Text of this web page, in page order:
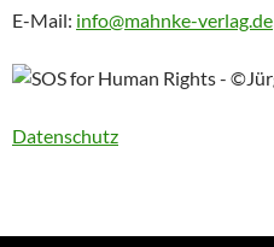
E-Mail: info@mahnke-verlag.de
Datenschutz